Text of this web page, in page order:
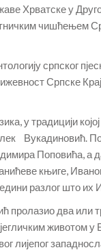
Хрватске у
чишћењем
српског
Српске
у традицији
Вукадиновић. По
Поповића, а
књиге,
разлог што
два или
животом у